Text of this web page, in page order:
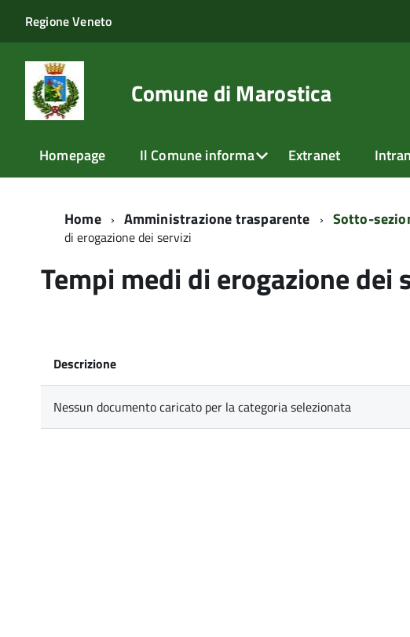
Regione Veneto
Comune di Marostica
Homepage Il Comune informa Extranet
Home Amministrazione trasparente Sotto-
di erogazione dei servizi
Tempi medi di erogazione dei
Descrizione
Nessun documento caricato per la categoria selezionata